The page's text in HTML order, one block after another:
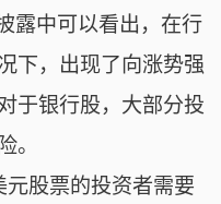
露中可以看出，在行
下，出现了向涨势强
于银行股，大部分投
。
股票的投资者需要